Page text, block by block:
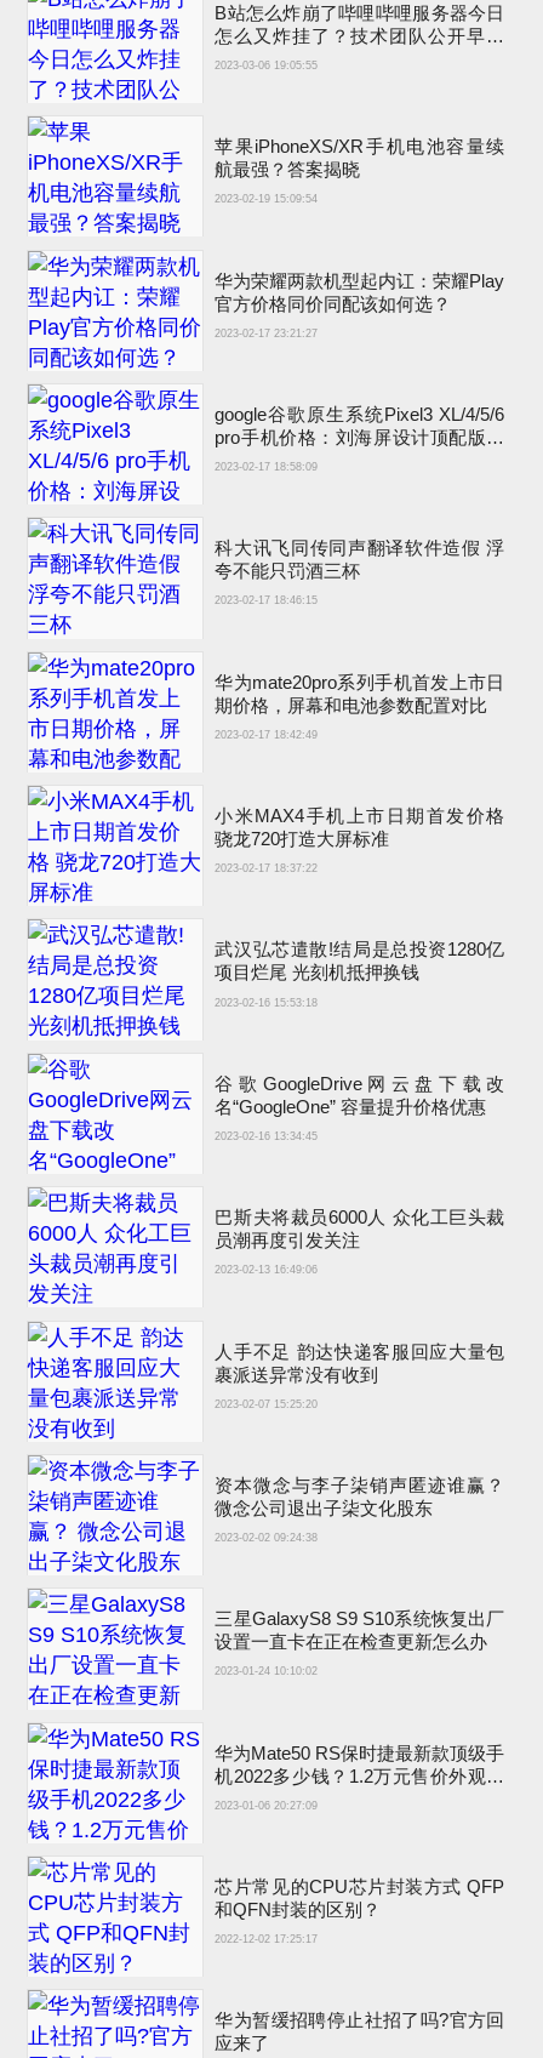
B站怎么炸崩了哔哩哔哩服务器今日
怎么又炸挂了？技术团队公开早先
原因
2023-03-06 19:05:55
苹果iPhoneXS/XR手机电池容量续
航最强？答案揭晓
2023-02-19 15:09:54
华为荣耀两款机型起内讧：荣耀Play
官方价格同价同配该如何选？
2023-02-17 23:21:27
google谷歌原生系统Pixel3 XL/4/5/6
pro手机价格：刘海屏设计顶配版曾
卖6900元
2023-02-17 18:58:09
科大讯飞同传同声翻译软件造假 浮
夸不能只罚酒三杯
2023-02-17 18:46:15
华为mate20pro系列手机首发上市日
期价格，屏幕和电池参数配置对比
2023-02-17 18:42:49
小米MAX4手机上市日期首发价格
骁龙720打造大屏标准
2023-02-17 18:37:22
武汉弘芯遣散!结局是总投资1280亿
项目烂尾 光刻机抵押换钱
2023-02-16 15:53:18
谷歌GoogleDrive网云盘下载改
名“GoogleOne” 容量提升价格优惠
2023-02-16 13:34:45
巴斯夫将裁员6000人 众化工巨头裁
员潮再度引发关注
2023-02-13 16:49:06
人手不足 韵达快递客服回应大量包
裹派送异常没有收到
2023-02-07 15:25:20
资本微念与李子柒销声匿迹谁赢？
微念公司退出子柒文化股东
2023-02-02 09:24:38
三星GalaxyS8 S9 S10系统恢复出厂
设置一直卡在正在检查更新怎么办
2023-01-24 10:10:02
华为Mate50 RS保时捷最新款顶级手
机2022多少钱？1.2万元售价外观图
片吊打iPhone14
2023-01-06 20:27:09
芯片常见的CPU芯片封装方式 QFP
和QFN封装的区别？
2022-12-02 17:25:17
华为暂缓招聘停止社招了吗?官方回
应来了